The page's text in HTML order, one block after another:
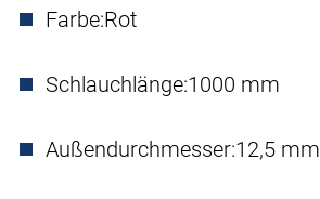
Farbe:Rot
Schlauchlänge:1000 mm
Außendurchmesser:12,5 mm